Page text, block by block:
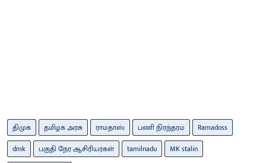
திமுக தமிழக அரசு ராமதாஸ் பணி நிரந்தரம்
Ramadoss
dmk
பகுதி நேர ஆசிரியர்கள் tamilnadu
MK stalin